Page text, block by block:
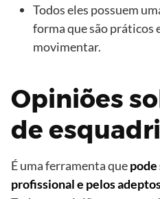
Todos eles possuem
forma que são práticos
movimentar.
Opiniões
de
É uma ferramenta quepode
profissional e pelos